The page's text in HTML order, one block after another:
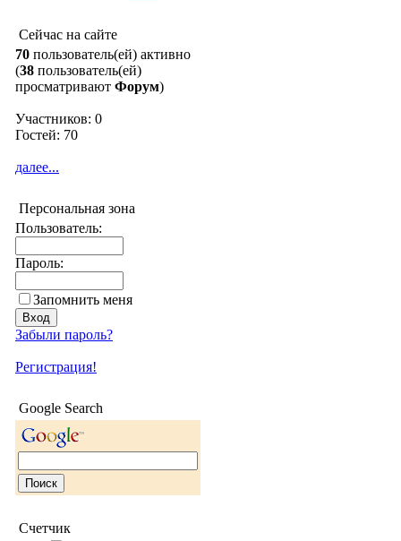
Сейчас на сайте
70 пользователь(ей) активно
(38 пользователь(ей)
просматривают Форум)
Участников: 0
Гостей: 70
далее...
Персональная зона
Пользователь:
Пароль:
Запомнить меня
Забыли пароль?
Регистрация!
Google Search
Счетчик